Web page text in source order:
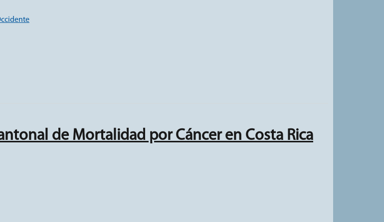
de Mortalidad por Cáncer en Costa Rica
por Cáncer en Costa Rica (2000-2023)